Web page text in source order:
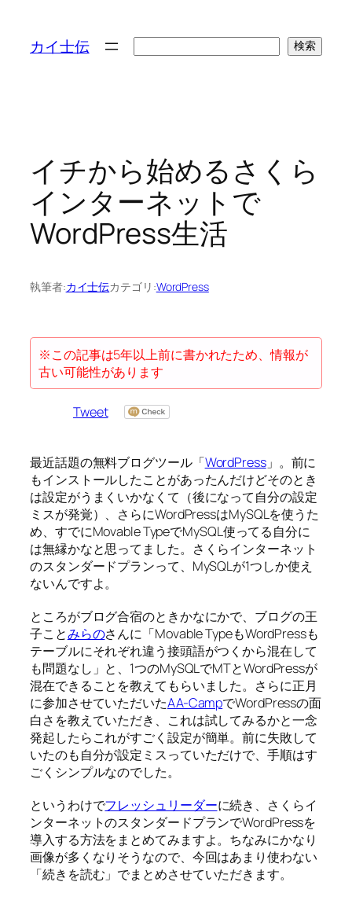
カイ士伝 検索
イチから始めるさくら
インターネットで
WordPress生活
執筆者:カイ士伝カテゴリ:WordPress
※この記事は5年以上前に書かれたため、情報が
古い可能性があります
Tweet
最近話題の無料ブログツール「WordPress」。前に
もインストールしたことがあったんだけどそのとき
は設定がうまくいかなくて（後になって自分の設定
ミスが発覚）、さらにWordPressはMySQLを使うた
め、すでにMovable TypeでMySQL使ってる自分に
は無縁かなと思ってました。さくらインターネット
のスタンダードプランって、MySQLが1つしか使え
ないんですよ。
ところがブログ合宿のときかなにかで、ブログの王
子ことみらのさんに「Movable TypeもWordPressも
テーブルにそれぞれ違う接頭語がつくから混在して
も問題なし」と、1つのMySQLでMTとWordPressが
混在できることを教えてもらいました。さらに正月
に参加させていただいたAA-CampでWordPressの面
白さを教えていただき、これは試してみるかと一念
発起したらこれがすごく設定が簡単。前に失敗して
いたのも自分が設定ミスっていただけで、手順はす
ごくシンプルなのでした。
というわけでフレッシュリーダーに続き、さくらイ
ンターネットのスタンダードプランでWordPressを
導入する方法をまとめてみますよ。ちなみにかなり
画像が多くなりそうなので、今回はあまり使わない
「続きを読む」でまとめさせていただきます。